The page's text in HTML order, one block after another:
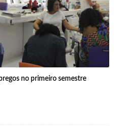
no primeiro semestre